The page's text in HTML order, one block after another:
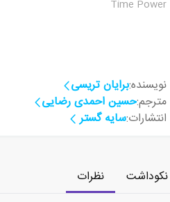
Time Power
نویسنده:برایان تریسی
مترجم:حسین احمدی رضایی
انتشارات:سایه گستر
نکوداشت
نظرات